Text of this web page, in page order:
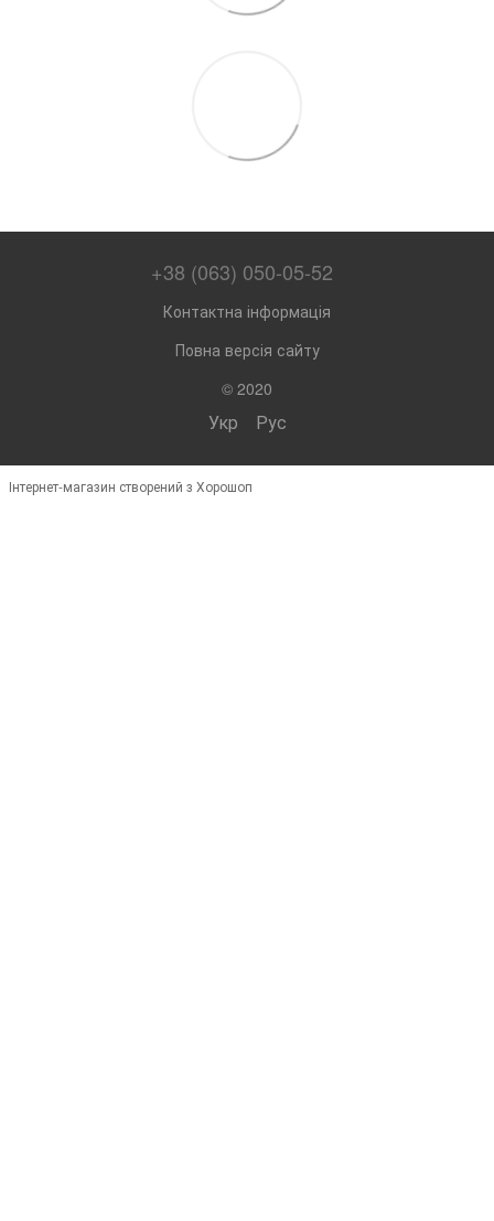
+38 (063) 050-05-52
Контактна інформація
Повна версія сайту
© 2020
Укр Рус
Інтернет-магазин створений з Хорошоп